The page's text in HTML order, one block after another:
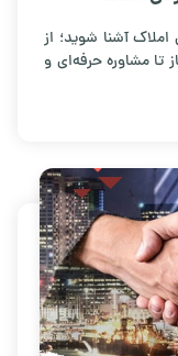
آشنا شوید؛ از
تا مشاوره حرفه‌ای و